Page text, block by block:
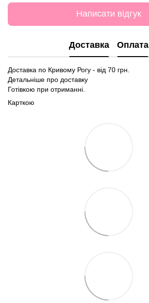
Написати відгук
Доставка Оплата
Доставка по Кривому Рогу - від 70 грн.
Детальніше про доставку
Готівкою при отриманні.
Карткою